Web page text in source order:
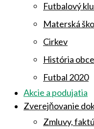
Futbalový
Materská
Cirkev
História obce
Futbal 2020
Akcie a podujatia
Zverejňovanie
Zmluvy,